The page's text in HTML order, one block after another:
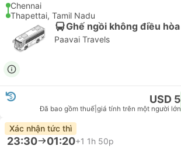
Chennai
Thapettai, Tamil Nadu
Ghế ngồi không điều
Paavai Travels
USD 5
Đã bao gồm thuế giá tính trên một người lớn
Xác nhận tức thì
23:30 01:20+1 1h 50p